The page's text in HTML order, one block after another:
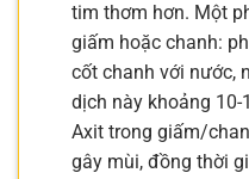
tim thơm hơn. Một
giấm hoặc chanh:
cốt chanh với nước,
dịch này khoảng
Axit trong giấm/
gây mùi, đồng thời